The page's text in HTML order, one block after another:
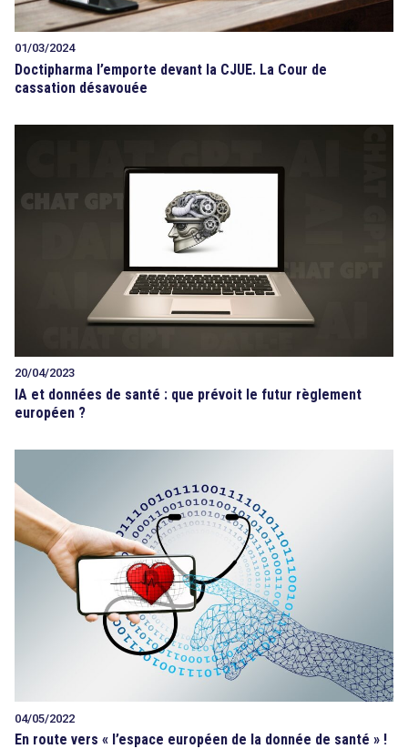
01/03/2024
Doctipharma l’emporte devant la CJUE. La Cour de
cassation désavouée
20/04/2023
IA et données de santé : que prévoit le futur règlement
européen ?
04/05/2022
En route vers « l’espace européen de la donnée de santé » !